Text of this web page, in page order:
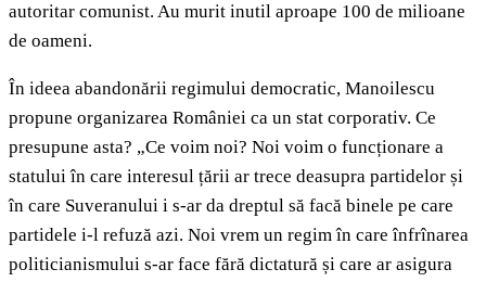
autoritar comunist. Au murit inutil aproape 100 de milioane
de oameni.
În ideea abandonării regimului democratic, Manoilescu
propune organizarea României ca un stat corporativ. Ce
presupune asta? „Ce voim noi? Noi voim o funcționare a
statului în care interesul țării ar trece deasupra partidelor și
în care Suveranului i s-ar da dreptul să facă binele pe care
partidele i-l refuză azi. Noi vrem un regim în care înfrînarea
politicianismului s-ar face fără dictatură și care ar asigura